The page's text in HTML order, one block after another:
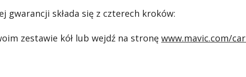
składa się z czterech kroków:
zestawie kół lub wejdź na stronę www.mavic.com/